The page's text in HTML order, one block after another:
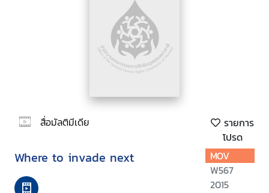
สื่อมัลติมีเดีย
รายการ
โปรด
Where to invade next
MOV
W567
2015